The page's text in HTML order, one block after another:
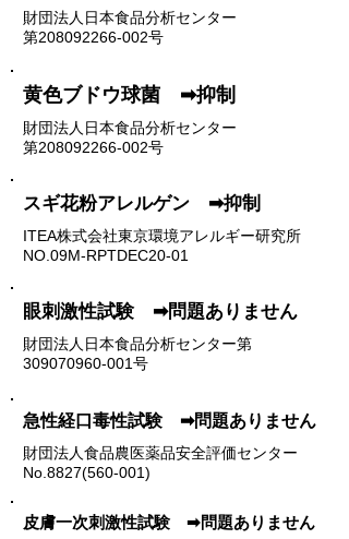
​財団法人日本食品分析センター
第208092266-002号​
​黄色ブドウ球菌 ➡抑制
​財団法人日本食品分析センター
第208092266-002号​
​スギ花粉アレルゲン ➡抑制
​ITEA株式会社東京環境アレルギー研究所
NO.09M-RPTDEC20-01
​眼刺激性試験 ➡問題ありません
​財団法人日本食品分析センター第
309070960-001号
​急性経口毒性試験 ➡問題ありません
​財団法人食品農医薬品安全評価センター
No.8827(560-001)
​皮膚一次刺激性試験 ➡問題ありません